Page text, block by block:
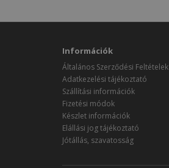
Információk
Általános Szerződési Feltételek
Adatkezelési tájékoztató
Szállítási információk
Fizetési módok
Készlet információk
Elállási jog tájékoztató
Jótállás, szavatosság